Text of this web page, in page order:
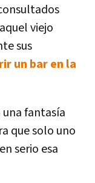
viejo
sus
un bar en la
fantasí­a
que solo uno
serio esa